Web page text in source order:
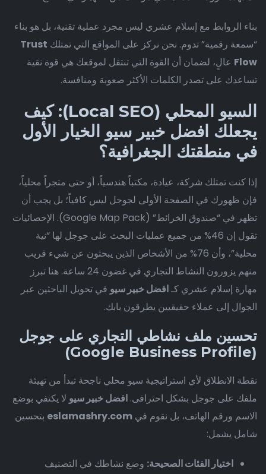
بناء الروابط مع إسلام عشري ليس مجرد عملية تقنية، بل هو بناء
“سمعة رقمية” تدوم. نحن نركز على المواقع التي تمتلك Trust
Flow عالٍ، لضمان أن القوة التي تنتقل لموقعك هي قوة نقية
تساعدك على تصدر الكلمات الأكثر صعوبة ومنافسة.
السيو المحلي (Local SEO): كيف
يجعلك افضل خبير سيو الخيار الأول
في منطقتك الجغرافية؟
إذا كنت تمتلك شركة، عيادة، مكتباً هندسياً، أو حتى متجراً محلياً،
فإن ظهورك في الصفحة الأولى لجوجل ليس كافياً؛ بل يجب أن
تظهر في “صندوق الخرائط” (Google Map Pack). الإحصائيات
تقول إن 46% من جميع عمليات البحث على جوجل لها “نية
محلية”، وأن 76% من الأشخاص الذين يبحثون عن شيء قريب
منهم يزورون النشاط التجاري في غضون 24 ساعة. هنا تبرز
مهارة إسلام عشري كـافضل خبير سيو في تحويل الباحثين عبر
الجوال إلى عملاء حقيقيين يطرقون بابك.
تحسين ملف نشاطي التجاري على جوجل
(Google Business Profile)
نقطة الانطلاق لأي استراتيجية سيو محلي ناجحة تبدأ من تهيئة
ملفك على جوجل بشكل احترافى. افضل خبير سيو لا يكتفي بوضع
الاسم ورقم الهاتف، بل نقوم في eslamashry.com بتحسين
شامل يشمل:
اختيار الفئات الصحيحة: وضع نشاطك في التصنيف